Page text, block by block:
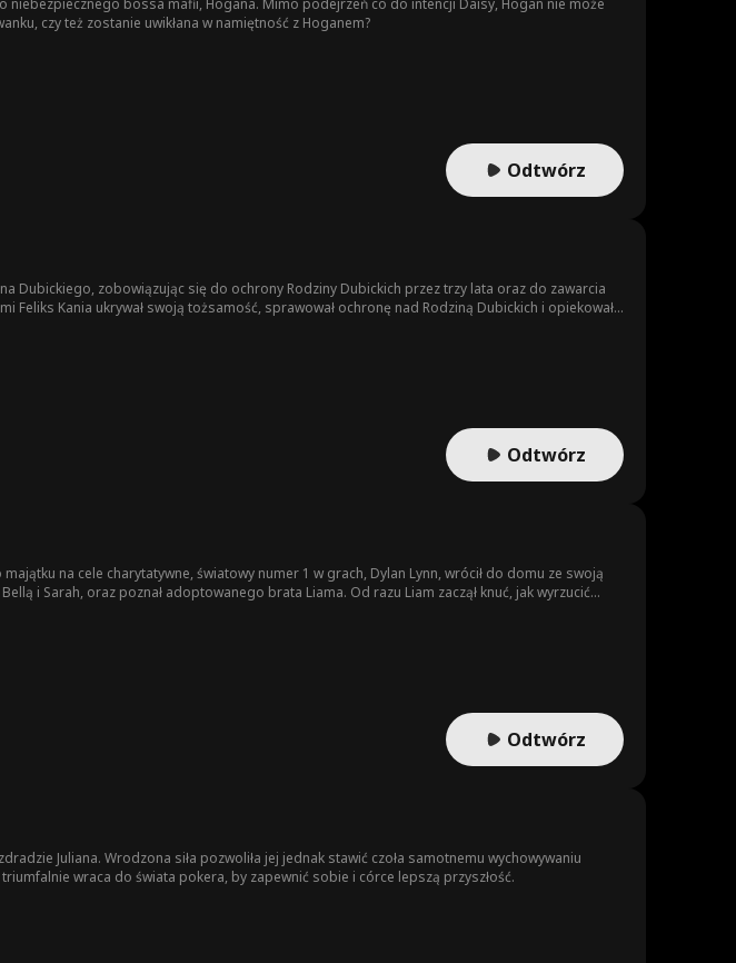
niebezpiecznego bossa mafii, Hogana. Mimo podejrzeń co do intencji Daisy, Hogan nie może
czy też zostanie uwikłana w namiętność z Hoganem?
Odtwórz
Dubickiego, zobowiązując się do ochrony Rodziny Dubickich przez trzy lata oraz do zawarcia
Odtwórz
na cele charytatywne, światowy numer 1 w grach, Dylan Lynn, wrócił do domu ze swoją
i Sarah, oraz poznał adoptowanego brata Liama. Od razu Liam zaczął knuć, jak wyrzucić
Odtwórz
Juliana. Wrodzona siła pozwoliła jej jednak stawić czoła samotnemu wychowywaniu
wraca do świata pokera, by zapewnić sobie i córce lepszą przyszłość.